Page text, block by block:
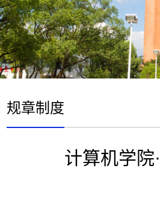
规章制度
计算机学院